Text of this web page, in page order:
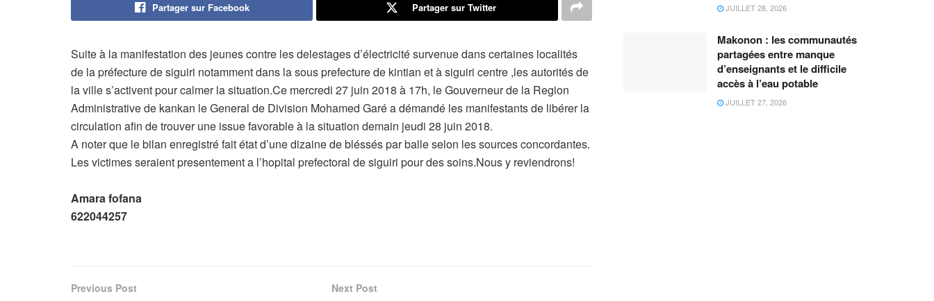
Partager sur Facebook Partager sur Twitter
Suite à la manifestation des jeunes contre les delestages d’électricité survenue dans certaines localités
de la préfecture de siguiri notamment dans la sous prefecture de kintian et à siguiri centre ,les autorités de
la ville s’activent pour calmer la situation.Ce mercredi 27 juin 2018 à 17h, le Gouverneur de la Region
Administrative de kankan le General de Division Mohamed Garé a démandé les manifestants de libérer la
circulation afin de trouver une issue favorable à la situation demain jeudi 28 juin 2018.
A noter que le bilan enregistré fait état d’une dizaine de bléssés par balle selon les sources concordantes.
Les victimes seraient presentement a l’hopital prefectoral de siguiri pour des soins.Nous y reviendrons!
Amara fofana
622044257
Previous Post Next Post
JUILLET 28, 2026
Makonon : les communautés
partagées entre manque
d’enseignants et le difficile
accès à l’eau potable
JUILLET 27, 2026